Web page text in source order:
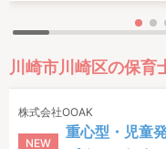
川崎市川崎区の保育
株式会社OOAK
NEW
重心型・児童